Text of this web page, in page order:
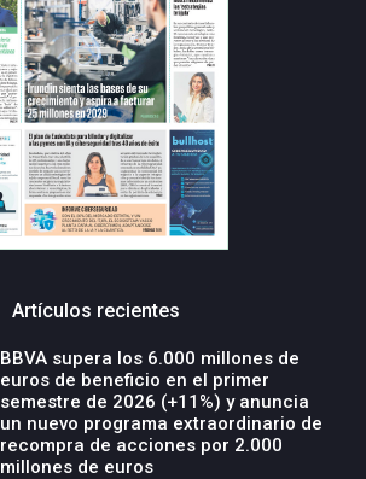
Artículos recientes
BBVA supera los 6.000 millones de
euros de beneficio en el primer
semestre de 2026 (+11%) y anuncia
un nuevo programa extraordinario de
recompra de acciones por 2.000
millones de euros